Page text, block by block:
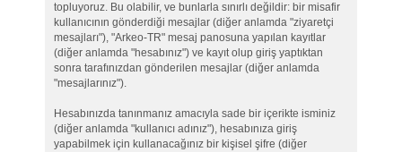
topluyoruz. Bu olabilir, ve bunlarla sınırlı değildir: bir misafir
kullanıcının gönderdiği mesajlar (diğer anlamda "ziyaretçi
mesajları"), "Arkeo-TR" mesaj panosuna yapılan kayıtlar
(diğer anlamda "hesabınız") ve kayıt olup giriş yaptıktan
sonra tarafınızdan gönderilen mesajlar (diğer anlamda
"mesajlarınız").
Hesabınızda tanınmanız amacıyla sade bir içerikte isminiz
(diğer anlamda "kullanıcı adınız"), hesabınıza giriş
yapabilmek için kullanacağınız bir kişisel şifre (diğer